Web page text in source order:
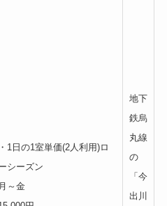
・1日の1室単価(2人利用)ロ
シーズン
月～金
地下
鉄烏
丸線
の
「今
出川